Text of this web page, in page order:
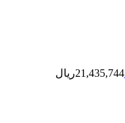
21,435,744ریال